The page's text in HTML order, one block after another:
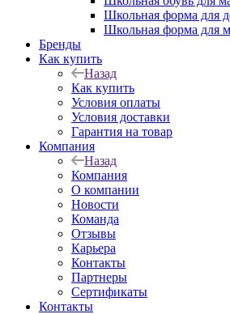
Школьная форма для
Школьная форма для
Бренды
Как купить
Назад
Как купить
Условия оплаты
Условия доставки
Гарантия на товар
Компания
Назад
Компания
О компании
Новости
Команда
Отзывы
Карьера
Контакты
Партнеры
Сертификаты
Контакты